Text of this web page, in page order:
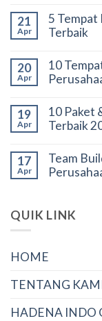
21
Apr
5
Terbaik
20
Apr
10
19
Apr
10 Paket
Terbaik
17
Apr
Team
QUIK LINK
HOME
TENTANG
HADENA INDO